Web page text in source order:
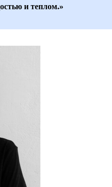
и теплом.»